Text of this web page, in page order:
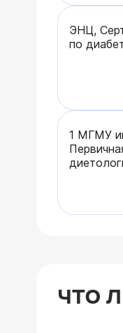
ЭНЦ,
по
1 МГМУ
ЧТО